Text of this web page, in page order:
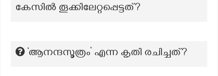
കേസിൽ തൂക്കിലേറ്റപ്പെട്ടത്?
‘ആനന്ദസൂത്രം’ എന്ന കൃതി രചിച്ചത്?